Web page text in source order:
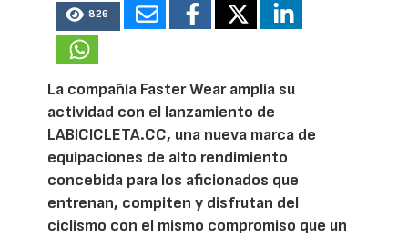
826
La compañía Faster Wear amplía su
actividad con el lanzamiento de
LABICICLETA.CC, una nueva marca de
equipaciones de alto rendimiento
concebida para los aficionados que
entrenan, compiten y disfrutan del
ciclismo con el mismo compromiso que un